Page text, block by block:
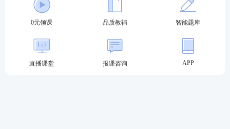
第一步：登录中国证券业协会-从业人员-水平评价测
试平台-水平评价测试报名-选择对应报名入口进入。
2024年证券考试报名入口
0元领课 品质教辅 智能题库
直播课堂 报课咨询 APP